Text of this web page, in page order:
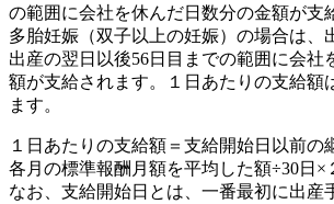
の範囲に会社を休んだ日数分の金額が支
多胎妊娠（双子以上の妊娠）の場合は、
出産の翌日以後56日目までの範囲に会社
額が支給されます。１日あたりの支給額
ます。
１日あたりの支給額＝支給開始日以前の
各月の標準報酬月額を平均した額÷30日×
なお、支給開始日とは、一番最初に出産